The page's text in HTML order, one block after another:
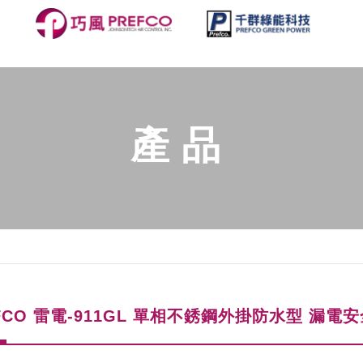
產品
雷電-911GL 單相不銹鋼外掛防水型 漏電安